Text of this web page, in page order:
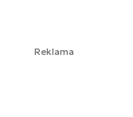
Reklama